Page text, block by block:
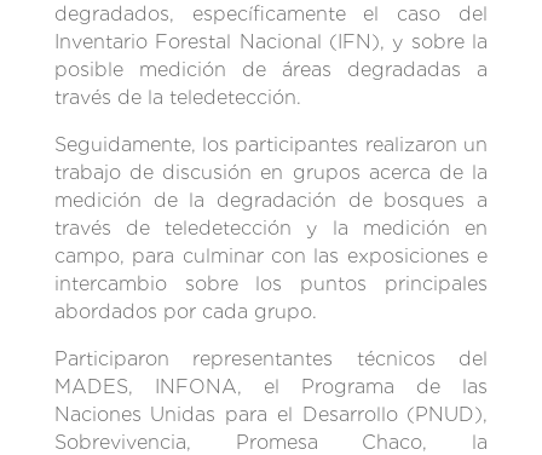
degradados, específicamente el caso del
Inventario Forestal Nacional (IFN), y sobre la
posible medición de áreas degradadas a
través de la teledetección.
Seguidamente, los participantes realizaron un
trabajo de discusión en grupos acerca de la
medición de la degradación de bosques a
través de teledetección y la medición en
campo, para culminar con las exposiciones e
intercambio sobre los puntos principales
abordados por cada grupo.
Participaron representantes técnicos del
MADES, INFONA, el Programa de las
Naciones Unidas para el Desarrollo (PNUD),
Sobrevivencia, Promesa Chaco, la